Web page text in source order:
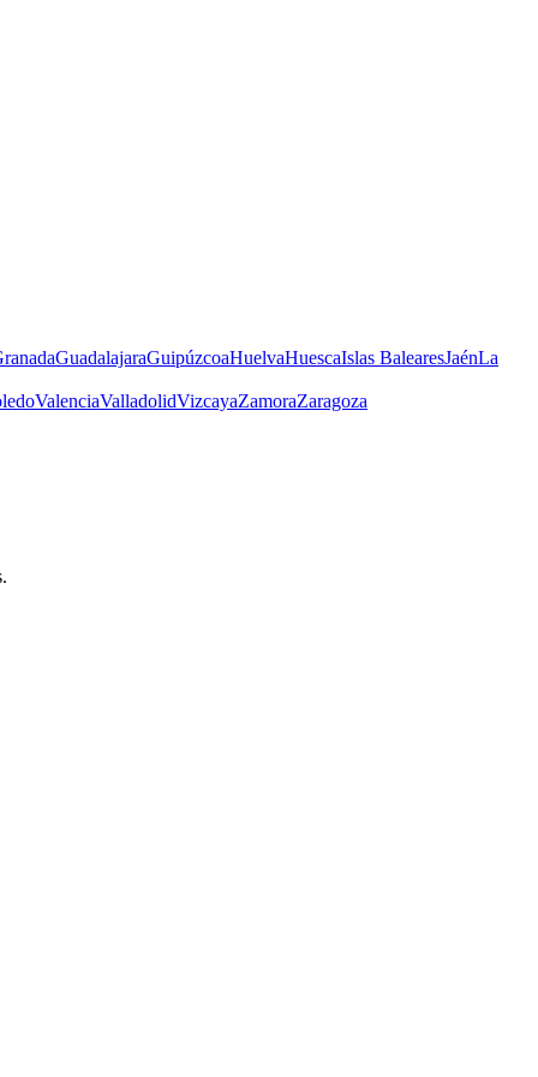
GuadalajaraGuipúzcoaHuelvaHuescaIslas BalearesJaénLa
ValenciaValladolidVizcayaZamoraZaragoza